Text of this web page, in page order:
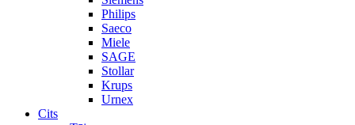
Philips
Saeco
Miele
SAGE
Stollar
Krups
Urnex
Cits